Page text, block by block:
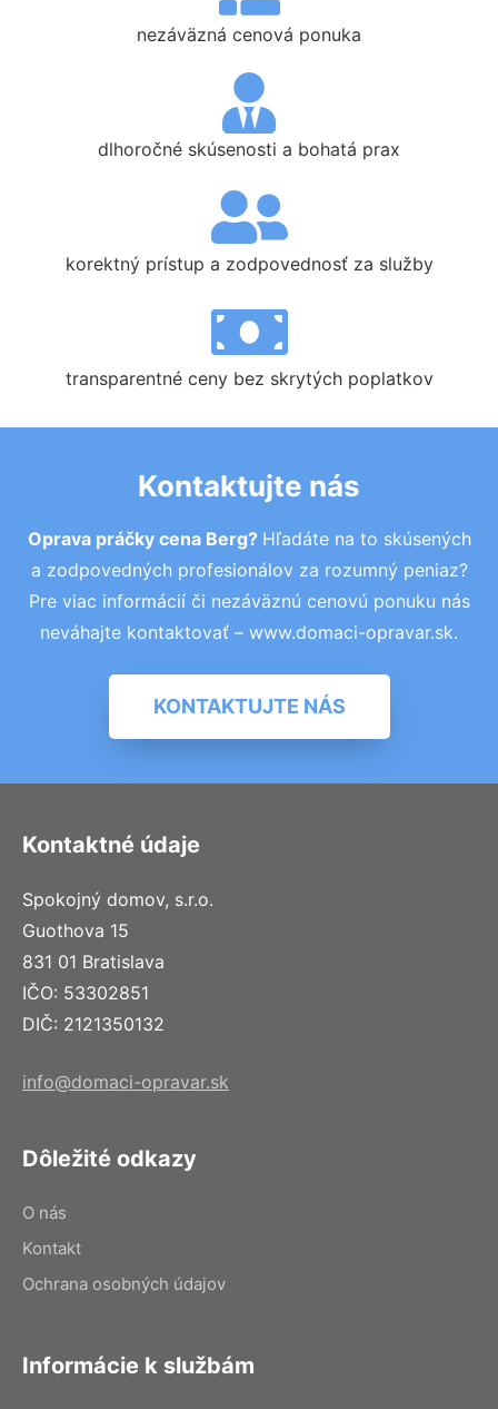
nezáväzná cenová ponuka
dlhoročné skúsenosti a bohatá prax
korektný prístup a zodpovednosť za služby
transparentné ceny bez skrytých poplatkov
Kontaktujte nás
Oprava práčky cena Berg? Hľadáte na to skúsených
a zodpovedných profesionálov za rozumný peniaz?
Pre viac informácií či nezáväznú cenovú ponuku nás
neváhajte kontaktovať – www.domaci-opravar.sk.
KONTAKTUJTE NÁS
Kontaktné údaje
Spokojný domov, s.r.o.
Guothova 15
831 01 Bratislava
IČO: 53302851
DIČ: 2121350132
info@domaci-opravar.sk
Dôležité odkazy
O nás
Kontakt
Ochrana osobných údajov
Informácie k službám